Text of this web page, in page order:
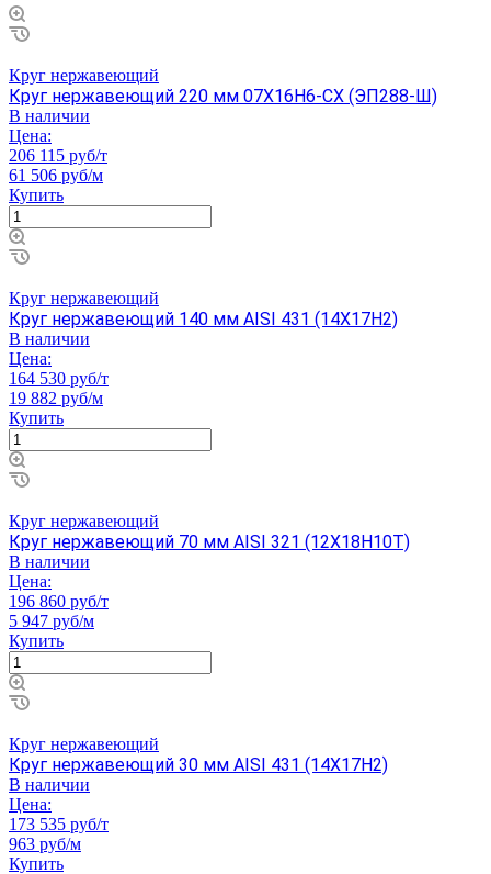
Круг нержавеющий
Круг нержавеющий 220 мм 07Х16Н6-СХ (ЭП288-Ш)
В наличии
Цена:
206 115 руб/т
61 506 руб/м
Купить
Круг нержавеющий
Круг нержавеющий 140 мм AISI 431 (14Х17Н2)
В наличии
Цена:
164 530 руб/т
19 882 руб/м
Купить
Круг нержавеющий
Круг нержавеющий 70 мм AISI 321 (12Х18Н10Т)
В наличии
Цена:
196 860 руб/т
5 947 руб/м
Купить
Круг нержавеющий
Круг нержавеющий 30 мм AISI 431 (14Х17Н2)
В наличии
Цена:
173 535 руб/т
963 руб/м
Купить